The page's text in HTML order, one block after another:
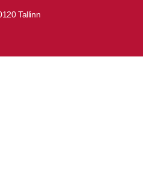
Tallinn